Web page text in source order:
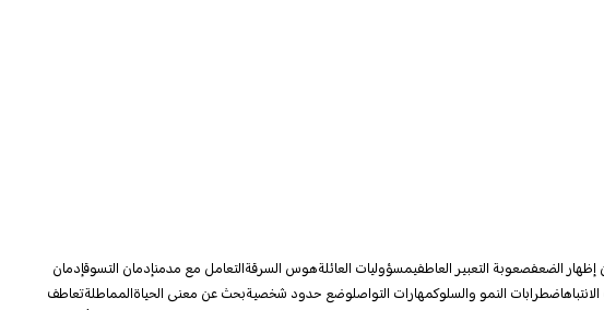
إظهار الضعفصعوبة التعبير العاطفيمسؤوليات العائلةهوس السرقة التعامل مع مدمنإدمان التسوقإدمان
اضطرابات النمو والسلوكمهارات التواصلوضع حدود شخصيةبحث عن معنى الحياة المماطلةتعاطف